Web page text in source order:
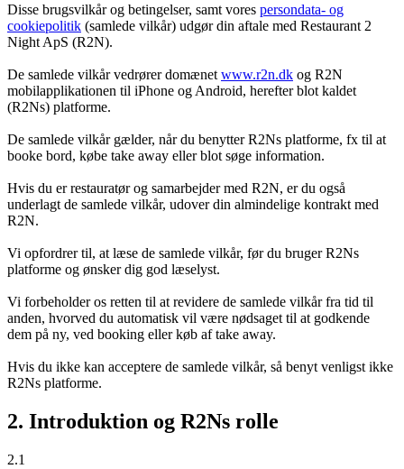
Disse brugsvilkår og betingelser, samt vores persondata- og
cookiepolitik (samlede vilkår) udgør din aftale med Restaurant 2
Night ApS (R2N).
De samlede vilkår vedrører domænet www.r2n.dk og R2N
mobilapplikationen til iPhone og Android, herefter blot kaldet
(R2Ns) platforme.
De samlede vilkår gælder, når du benytter R2Ns platforme, fx til at
booke bord, købe take away eller blot søge information.
Hvis du er restauratør og samarbejder med R2N, er du også
underlagt de samlede vilkår, udover din almindelige kontrakt med
R2N.
Vi opfordrer til, at læse de samlede vilkår, før du bruger R2Ns
platforme og ønsker dig god læselyst.
Vi forbeholder os retten til at revidere de samlede vilkår fra tid til
anden, hvorved du automatisk vil være nødsaget til at godkende
dem på ny, ved booking eller køb af take away.
Hvis du ikke kan acceptere de samlede vilkår, så benyt venligst ikke
R2Ns platforme.
2. Introduktion og R2Ns rolle
2.1